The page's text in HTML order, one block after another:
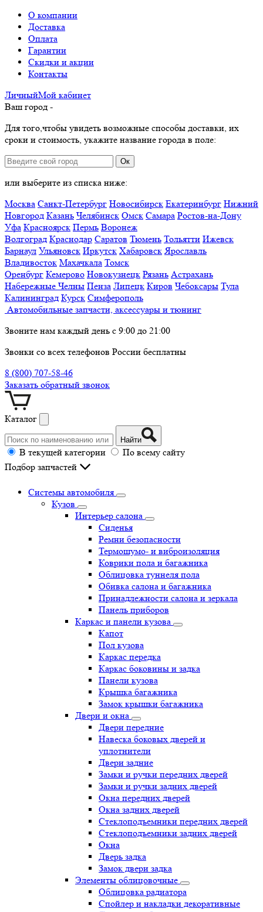
О компании
Доставка
Оплата
Гарантии
Скидки и акции
Контакты
ЛичныйМой кабинет
Ваш город -
Для того,чтобы увидеть возможные способы доставки, их
сроки и стоимость, укажите название города в поле:
Ок
или выберите из списка ниже:
Москва Санкт-Петербург Новосибирск Екатеринбург Нижний
Новгород Казань Челябинск Омск Самара Ростов-на-Дону
Уфа Красноярск Пермь Воронеж
Волгоград Краснодар Саратов Тюмень Тольятти Ижевск
Барнаул Ульяновск Иркутск Хабаровск Ярославль
Владивосток Махачкала Томск
Оренбург Кемерово Новокузнецк Рязань Астрахань
Набережные Челны Пенза Липецк Киров Чебоксары Тула
Калининград Курск Симферополь
Автомобильные запчасти, аксессуары и тюнинг
Звоните нам каждый день с 9:00 до 21:00
Звонки со всех телефонов России бесплатны
8 (800) 707-58-46
Заказать обратный звонок
Каталог
Найти
В текущей категории
По всему сайту
Подбор запчастей
Системы автомобиля
Кузов
Интерьер салона
Сиденья
Ремни безопасности
Термошумо- и виброизоляция
Коврики пола и багажника
Облицовка туннеля пола
Обивка салона и багажника
Принадлежности салона и зеркала
Панель приборов
Каркас и панели кузова
Капот
Пол кузова
Каркас передка
Каркас боковины и задка
Панели кузова
Крышка багажника
Замок крышки багажника
Двери и окна
Двери передние
Навеска боковых дверей и
уплотнители
Двери задние
Замки и ручки передних дверей
Замки и ручки задних дверей
Окна передних дверей
Окна задних дверей
Стеклоподъемники передних дверей
Стеклоподъемники задних дверей
Окна
Дверь задка
Замок двери задка
Элементы облицовочные
Облицовка радиатора
Спойлер и накладки декоративные